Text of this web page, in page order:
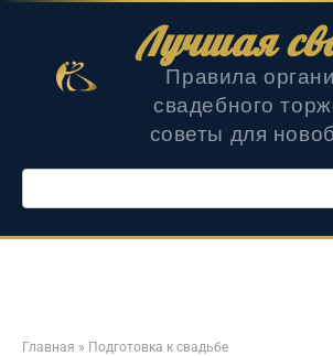
Лучшая
Правила
свадебного
советы для
Поиск:
Главная » Подготовка к свадьбе